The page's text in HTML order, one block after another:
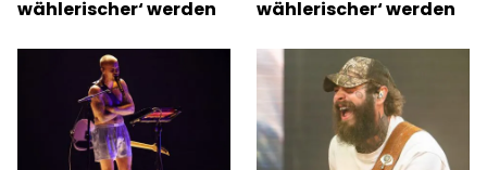
wählerischer‘ werden
wählerischer‘ werden